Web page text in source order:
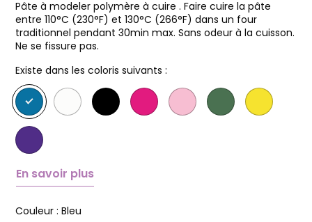
Pâte à modeler polymère à cuire . Faire cuire la pâte
entre 110°C (230°F) et 130°C (266°F) dans un four
traditionnel pendant 30min max. Sans odeur à la cuisson.
Ne se fissure pas.
Existe dans les coloris suivants :
En savoir plus
Couleur : Bleu